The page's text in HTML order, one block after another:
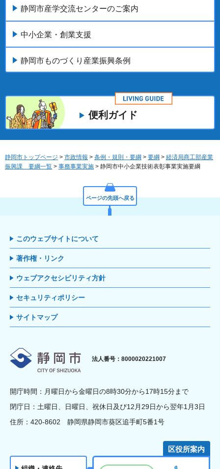
静岡市産学交流センターのご案内
中小企業・創業支援
静岡市ものづくり産業振興条例
便利ガイド
静岡市トップページ > 市政情報 > 条例・規則・要綱 > 要綱 > 経済局商工部産業
振興課 要綱一覧 > 事務事業実施 > 静岡市中小企業技術表彰事業実施要綱
ページの先頭へ戻る
このウェブサイトについて
著作権・リンク
ウェブアクセシビリティ方針
セキュリティポリシー
サイトマップ
静岡市
法人番号：8000020221007
開庁時間：月曜日から金曜日の8時30分から17時15分まで
閉庁日：土曜日、日曜日、祝休日及び12月29日から翌年1月3日
住所：420-8602 静岡県静岡市葵区追手町5番1号
区役所案内